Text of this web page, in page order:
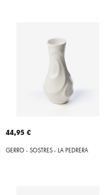
44,95 €
GERRO - SOSTRES - LA PEDRERA